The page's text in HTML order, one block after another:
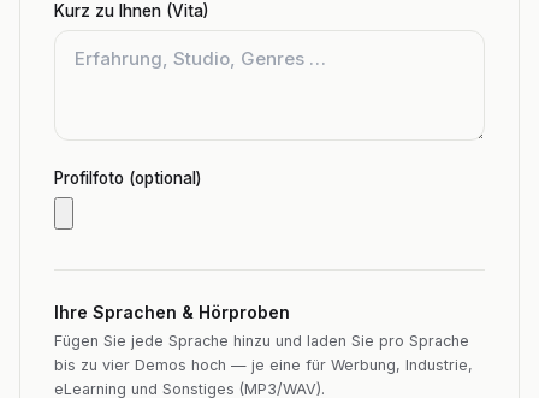
Kurz zu Ihnen (Vita)
Profilfoto (optional)
Ihre Sprachen & Hörproben
Fügen Sie jede Sprache hinzu und laden Sie pro Sprache
bis zu vier Demos hoch — je eine für Werbung, Industrie,
eLearning und Sonstiges (MP3/WAV).